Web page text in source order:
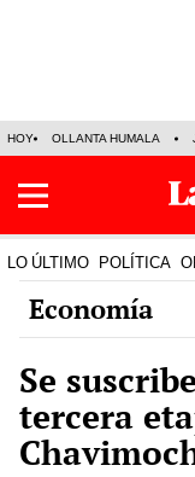
HOY OLLANTA HUMALA
LO ÚLTIMO POLÍTICA
Economía
Se
tercera